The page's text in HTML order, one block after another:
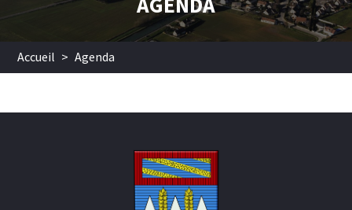
Accueil > Agenda